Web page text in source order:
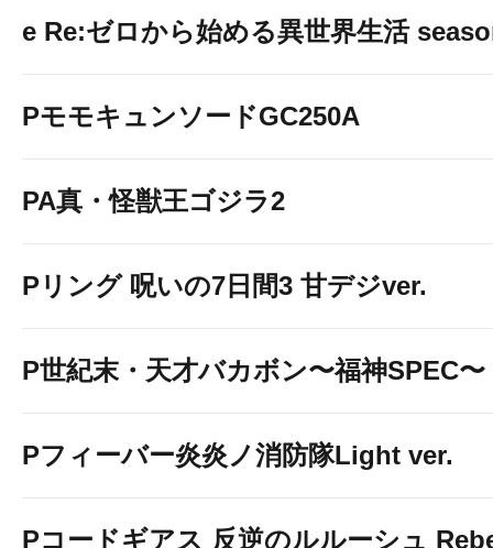
e Re:ゼロから始める異世界生活
PモモキュンソードGC250A
PA真・怪獣王ゴジラ2
Pリング 呪いの7日間3 甘デジver.
P世紀末・天才バカボン〜福神SPEC〜
Pフィーバー炎炎ノ消防隊Light ver.
Pコードギアス 反逆のルルーシュ